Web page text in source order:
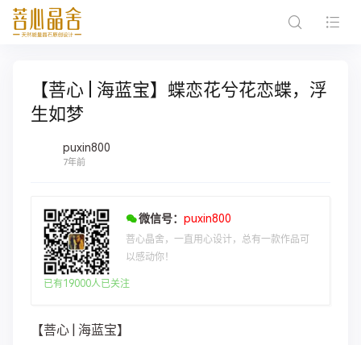
【菩心 | 海蓝宝】蝶恋花兮花恋蝶，浮
生如梦
puxin800
7年前
微信号： puxin800
菩心晶舍，一直用心设计，总有一款作品可
以感动你！
已有19000人已关注
【菩心 | 海蓝宝】